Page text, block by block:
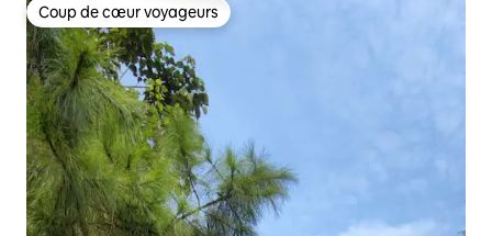
Coup de cœur voyageurs
Coup de cœur voyageurs